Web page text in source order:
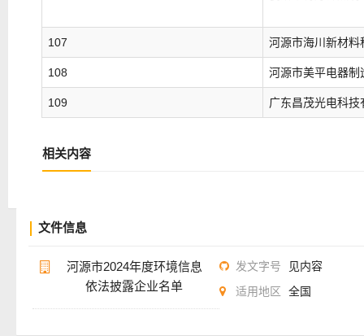
107 河源市海川新材料
108 河源市美平电器制
109 广东昌茂光电科技
相关内容
文件信息
河源市2024年度环境信息
依法披露企业名单
发文字号
见内容
适用地区
全国